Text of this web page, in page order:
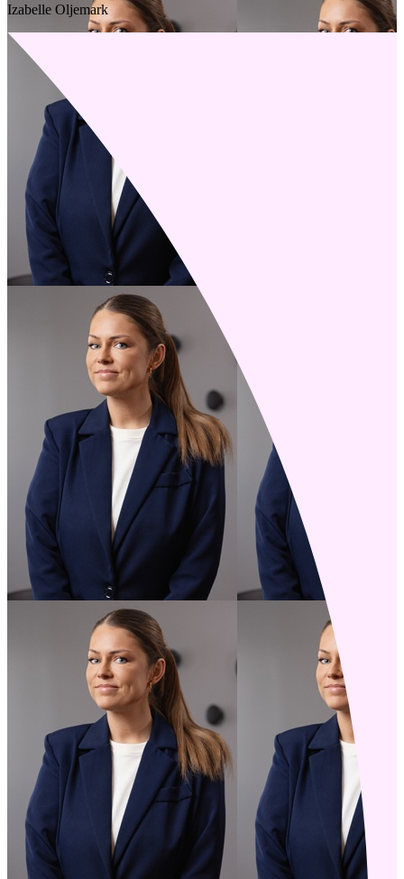
Izabelle Oljemark